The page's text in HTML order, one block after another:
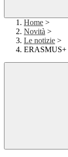
Home >
Novità >
Le notizie >